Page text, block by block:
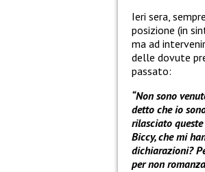
Ieri sera,
posizione (in
ma ad
delle dovute
passato:
“Non sono
detto che io
rilasciato
Biccy, che mi
dichiarazioni?
per non